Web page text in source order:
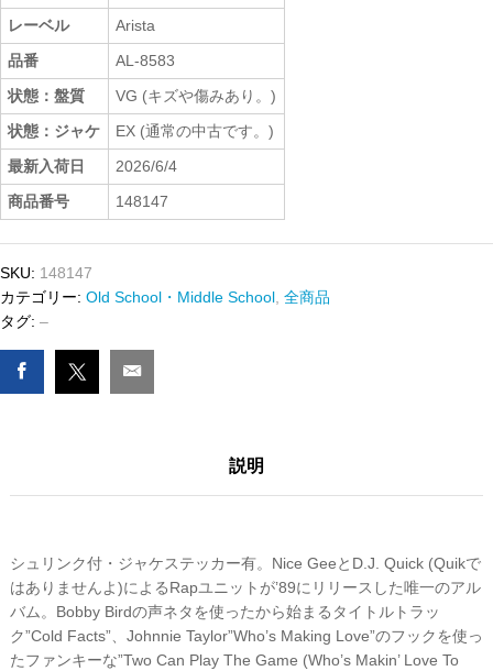
レーベル
Arista
品番
AL-8583
状態：盤質
VG (キズや傷みあり。)
状態：ジャケ
EX (通常の中古です。)
最新入荷日
2026/6/4
商品番号
148147
SKU: 148147
カテゴリー: Old School・Middle School 全商品
タグ: –
説明
シュリンク付・ジャケステッカー有。Nice GeeとD.J. Quick (Quikで
はありませんよ)によるRapユニットが’89にリリースした唯一のアル
バム。Bobby Birdの声ネタを使ったから始まるタイトルトラッ
ク”Cold Facts”、Johnnie Taylor”Who’s Making Love”のフックを使っ
たファンキーな”Two Can Play The Game (Who’s Makin’ Love To